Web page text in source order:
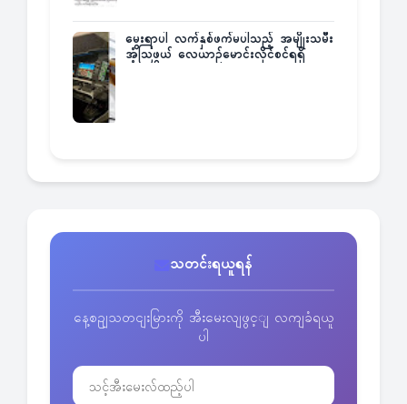
မွေးရာပါ လက်နှစ်ဖက်မပါသည့် အမျိုးသမီး
အံ့သြဖွယ် လေယာဉ်မောင်းလိုင်စင်ရရှိ
သတင်းရယူရန်
နေ့စဥျသတငျးမြားကို အီးမေးလျဖွင့ျ လကျခံရယူ
ပါ